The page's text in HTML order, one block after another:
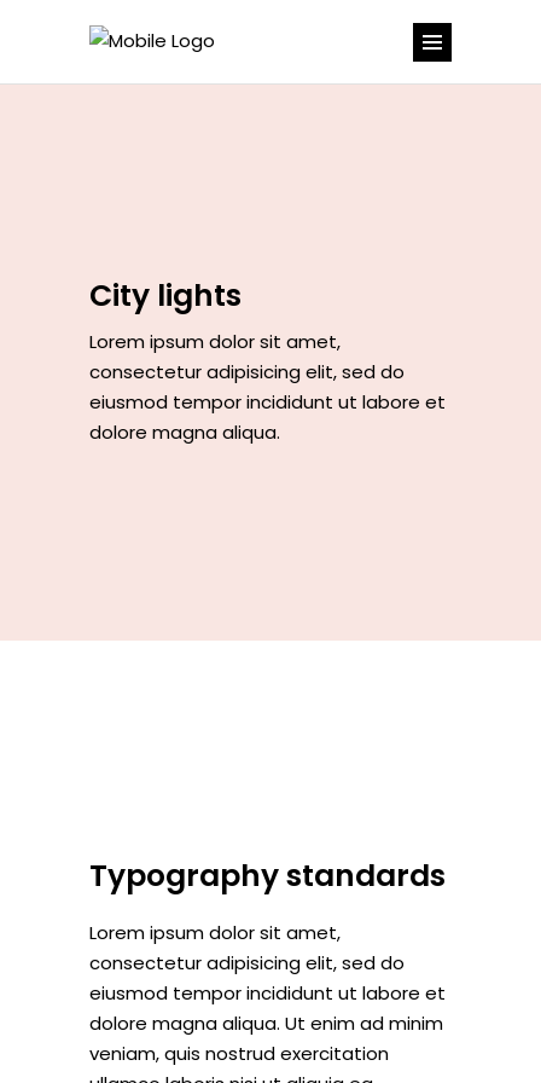
City lights
Lorem ipsum dolor sit amet,
consectetur adipisicing elit, sed do
eiusmod tempor incididunt ut labore et
dolore magna aliqua.
Typography standards
Lorem ipsum dolor sit amet,
consectetur adipisicing elit, sed do
eiusmod tempor incididunt ut labore et
dolore magna aliqua. Ut enim ad minim
veniam, quis nostrud exercitation